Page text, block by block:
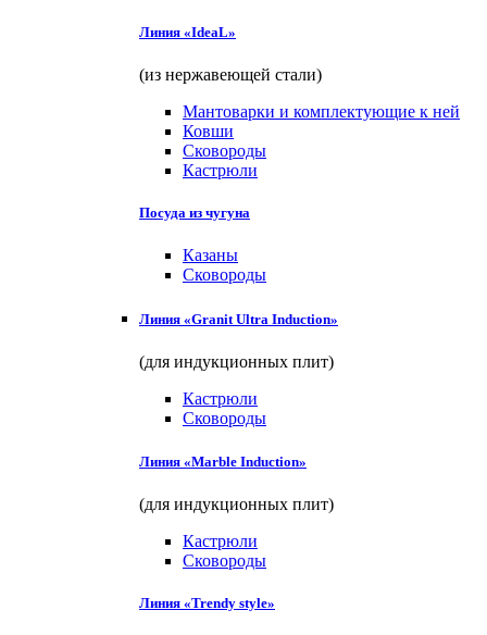
Линия «IdeaL»
(из нержавеющей стали)
Мантоварки и комплектующие к ней
Ковши
Сковороды
Кастрюли
Посуда из чугуна
Казаны
Сковороды
Линия «Granit Ultra Induction»
(для индукционных плит)
Кастрюли
Сковороды
Линия «Marble Induction»
(для индукционных плит)
Кастрюли
Сковороды
Линия «Trendy style»